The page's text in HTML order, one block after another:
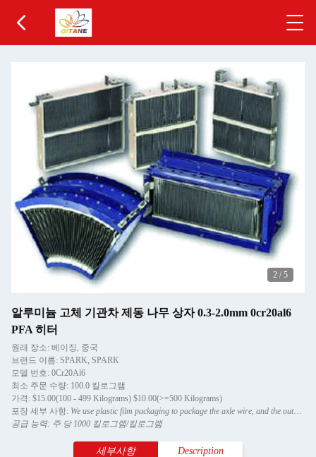
2 / 5
알루미늄 고체 기관차 제동 나무 상자 0.3-2.0mm 0cr20al6
PFA 히터
원래 장소: 베이징, 중국
브랜드 이름: SPARK, SPARK
모델 번호: 0Cr20Al6
최소 주문 수량: 100.0 킬로그램
가격: $15.00(100 - 499 Kilograms) $10.00(>=500 Kilograms)
포장 세부 사항: We use plastic film packaging to package the axle wire, and the outer packaging of the shaft wire
공급 능력: 주 당 1000 킬로그램/킬로그램
세부사항 Description